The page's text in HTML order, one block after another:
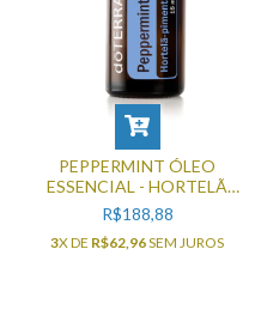
PEPPERMINT ÓLEO
ESSENCIAL - HORTELÃ
PIMENTA 15ML
R$188,88
3X DE R$62,96SEM JUROS